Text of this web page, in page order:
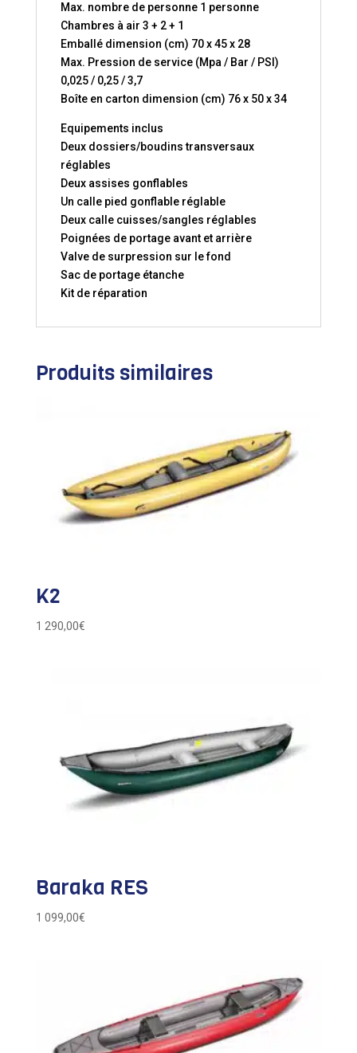
Max. nombre de personne 1 personne
Chambres à air 3 + 2 + 1
Emballé dimension (cm) 70 x 45 x 28
Max. Pression de service (Mpa / Bar / PSI)
0,025 / 0,25 / 3,7
Boîte en carton dimension (cm) 76 x 50 x 34
Equipements inclus
Deux dossiers/boudins transversaux
réglables
Deux assises gonflables
Un calle pied gonflable réglable
Deux calle cuisses/sangles réglables
Poignées de portage avant et arrière
Valve de surpression sur le fond
Sac de portage étanche
Kit de réparation
Produits similaires
K2
1 290,00€
Baraka RES
1 099,00€